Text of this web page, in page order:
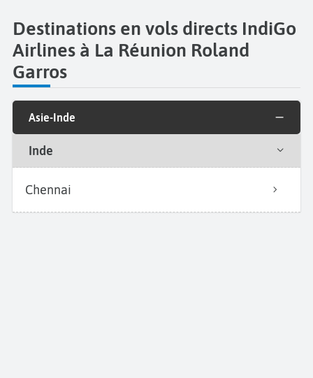
Destinations en vols directs IndiGo
Airlines à La Réunion Roland
Garros
Asie-Inde
Inde
Chennai